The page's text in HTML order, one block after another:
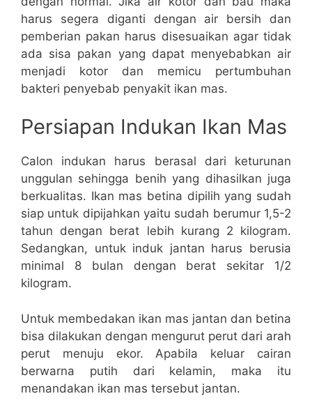
harus segera diganti dengan air bersih dan
pemberian pakan harus disesuaikan agar tidak
ada sisa pakan yang dapat menyebabkan air
menjadi kotor dan memicu pertumbuhan
bakteri penyebab penyakit ikan mas.
Persiapan Indukan Ikan Mas
Calon indukan harus berasal dari keturunan
unggulan sehingga benih yang dihasilkan juga
berkualitas. Ikan mas betina dipilih yang sudah
siap untuk dipijahkan yaitu sudah berumur 1,5-2
tahun dengan berat lebih kurang 2 kilogram.
Sedangkan, untuk induk jantan harus berusia
minimal 8 bulan dengan berat sekitar 1/2
kilogram.
Untuk membedakan ikan mas jantan dan betina
bisa dilakukan dengan mengurut perut dari arah
perut menuju ekor. Apabila keluar cairan
berwarna putih dari kelamin, maka itu
menandakan ikan mas tersebut jantan.